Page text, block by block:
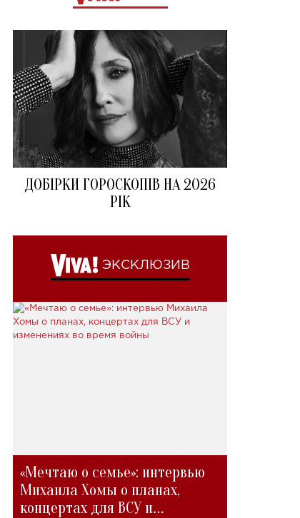
ДОБІРКИ ГОРОСКОПІВ НА 2026
РІК
ЭКСКЛЮЗИВ
«Мечтаю о семье»: интервью
Михаила Хомы о планах,
концертах для ВСУ и